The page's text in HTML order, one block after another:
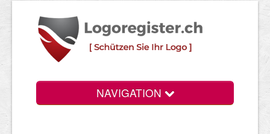
NAVIGATION